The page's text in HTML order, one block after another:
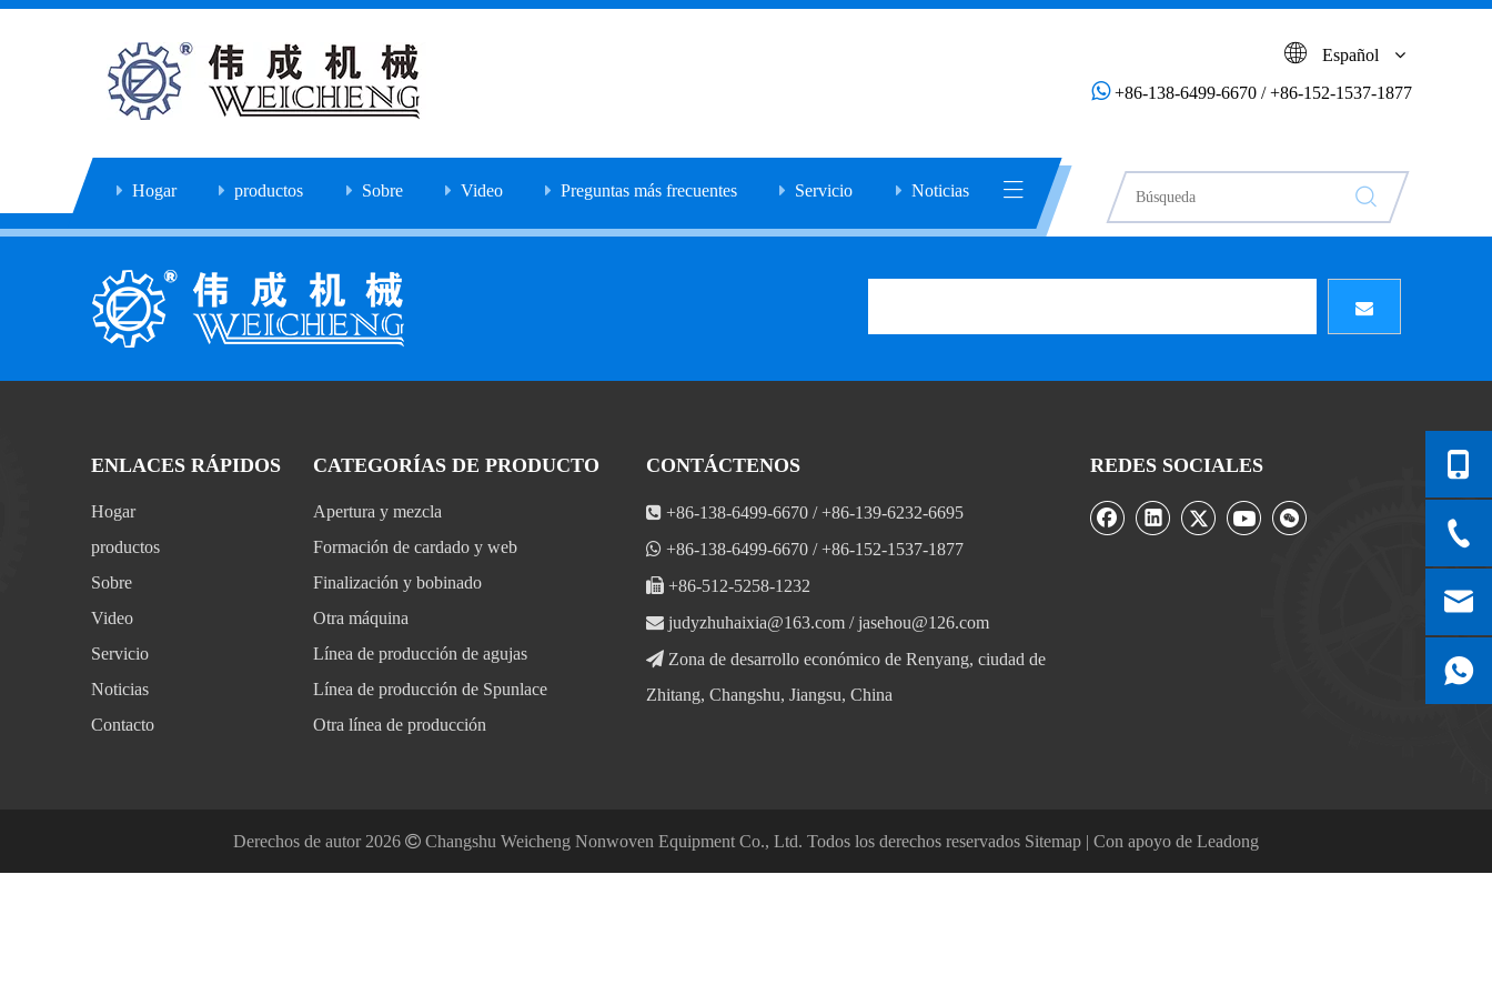
Español
+86-138-6499-6670 / +86-152-1537-1877
Hogar productos Sobre Video Preguntas más frecuentes Servicio Noticias
ENLACES RÁPIDOS
Hogar
productos
Sobre
Video
Servicio
Noticias
Contacto
CATEGORÍAS DE PRODUCTO
Apertura y mezcla
Formación de cardado y web
Finalización y bobinado
Otra máquina
Línea de producción de agujas
Línea de producción de Spunlace
Otra línea de producción
CONTÁCTENOS
 +86-138-6499-6670 / +86-139-6232-6695
 +86-138-6499-6670 / +86-152-1537-1877
 +86-512-5258-1232
 judyzhuhaixia@163.com /jasehou@126.com
 Zona de desarrollo económico de Renyang, ciudad de
Zhitang, Changshu, Jiangsu, China
REDES SOCIALES
Derechos de autor 2026  Changshu Weicheng Nonwoven Equipment Co., Ltd. Todos los derechos reservados Sitemap | Con apoyo de Leadong